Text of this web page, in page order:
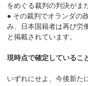
をめぐる裁判の判決がま
● その裁判でオランダの
み、日本国籍者は再び労
と掲載されています。
現時点で確定しているこ
いずれにせよ、今後新た